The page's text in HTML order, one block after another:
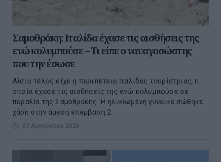
Σαμοθράκη: Ιταλίδα έχασε τις αισθήσεις της
ενώ κολυμπούσε – Τι είπε ο ναυαγοσώστης
που την έσωσε
Αίσιο τέλος είχε η περιπέτεια Ιταλίδας τουρίστριας, η
οποία έχασε τις αισθήσεις της ενώ κολυμπούσε σε
παραλία της Σαμοθράκης. Η ηλικιωμένη γυναίκα σώθηκε
χάρη στην άμεση επέμβαση 2...
07 Αυγούστου 2026